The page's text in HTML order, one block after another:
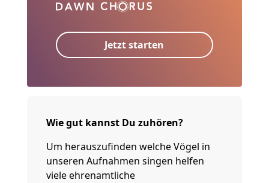
Jetzt starten
Wie gut kannst Du zuhören?
Um herauszufinden welche Vögel in
unseren Aufnahmen singen helfen
viele ehrenamtliche